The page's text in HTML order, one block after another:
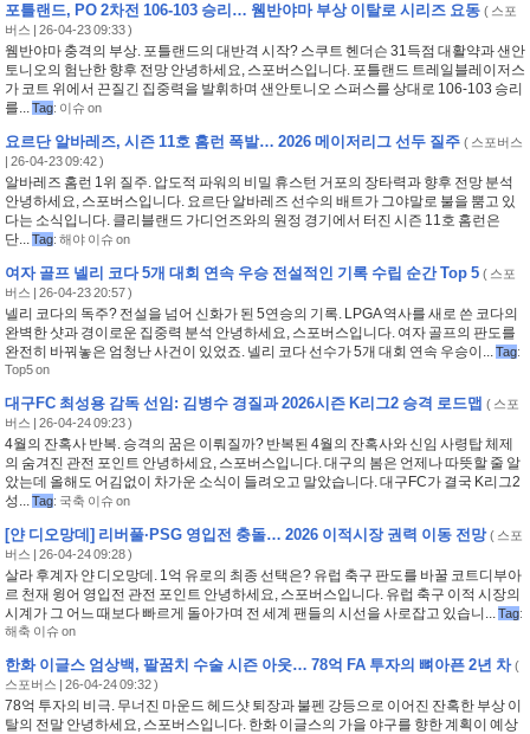
포틀랜드, PO 2차전 106-103 승리… 웸반야마 부상 이탈로 시리즈 요동 ( 스포
버스 | 26-04-23 09:33 )
웸반야마 충격의 부상. 포틀랜드의 대반격 시작? 스쿠트 헨더슨 31득점 대활약과 샌안
토니오의 험난한 향후 전망 안녕하세요, 스포버스입니다. 포틀랜드 트레일블레이저스
가 코트 위에서 끈질긴 집중력을 발휘하며 샌안토니오 스퍼스를 상대로 106-103 승리
를...Tag: 이슈 on
요르단 알바레즈, 시즌 11호 홈런 폭발… 2026 메이저리그 선두 질주 ( 스포버스
| 26-04-23 09:42 )
알바레즈 홈런 1위 질주. 압도적 파워의 비밀 휴스턴 거포의 장타력과 향후 전망 분석
안녕하세요, 스포버스입니다. 요르단 알바레즈 선수의 배트가 그야말로 불을 뿜고 있
다는 소식입니다. 클리블랜드 가디언즈와의 원정 경기에서 터진 시즌 11호 홈런은
단...Tag: 해야 이슈 on
여자 골프 넬리 코다 5개 대회 연속 우승 전설적인 기록 수립 순간 Top 5 ( 스포
버스 | 26-04-23 20:57 )
넬리 코다의 독주? 전설을 넘어 신화가 된 5연승의 기록. LPGA 역사를 새로 쓴 코다의
완벽한 샷과 경이로운 집중력 분석 안녕하세요, 스포버스입니다. 여자 골프의 판도를
완전히 바꿔놓은 엄청난 사건이 있었죠. 넬리 코다 선수가 5개 대회 연속 우승이...Tag:
Top5 on
대구FC 최성용 감독 선임: 김병수 경질과 2026시즌 K리그2 승격 로드맵 ( 스포
버스 | 26-04-24 09:23 )
4월의 잔혹사 반복. 승격의 꿈은 이뤄질까? 반복된 4월의 잔혹사와 신임 사령탑 체제
의 숨겨진 관전 포인트 안녕하세요, 스포버스입니다. 대구의 봄은 언제나 따뜻할 줄 알
았는데 올해도 어김없이 차가운 소식이 들려오고 말았습니다. 대구FC가 결국 K리그2
성...Tag: 국축 이슈 on
[얀 디오망데] 리버풀·PSG 영입전 충돌… 2026 이적시장 권력 이동 전망 ( 스포
버스 | 26-04-24 09:28 )
살라 후계자 얀 디오망데. 1억 유로의 최종 선택은? 유럽 축구 판도를 바꿀 코트디부아
르 천재 윙어 영입전 관전 포인트 안녕하세요, 스포버스입니다. 유럽 축구 이적 시장의
시계가 그 어느 때보다 빠르게 돌아가며 전 세계 팬들의 시선을 사로잡고 있습니...Tag:
해축 이슈 on
한화 이글스 엄상백, 팔꿈치 수술 시즌 아웃… 78억 FA 투자의 뼈아픈 2년 차 (
스포버스 | 26-04-24 09:32 )
78억 투자의 비극. 무너진 마운드 헤드샷 퇴장과 불펜 강등으로 이어진 잔혹한 부상 이
탈의 전말 안녕하세요, 스포버스입니다. 한화 이글스의 가을 야구를 향한 계획이 예상